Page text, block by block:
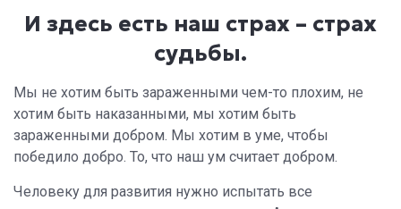
И здесь есть наш страх – страх
судьбы.
Мы не хотим быть зараженными чем-то плохим, не
хотим быть наказанными, мы хотим быть
зараженными добром. Мы хотим в уме, чтобы
победило добро. То, что наш ум считает добром.
Человеку для развития нужно испытать все